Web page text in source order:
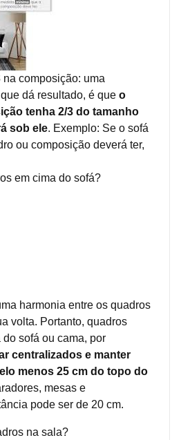
na composição: uma
dá resultado, é que o
tenha 2/3 do tamanho
sob ele. Exemplo: Se o sofá
ou composição deverá ter,
em cima do sofá?
harmonia entre os quadros
volta. Portanto, quadros
sofá ou cama, por
centralizados e manter
menos 25 cm do topo do
mesas e
pode ser de 20 cm.
na sala?